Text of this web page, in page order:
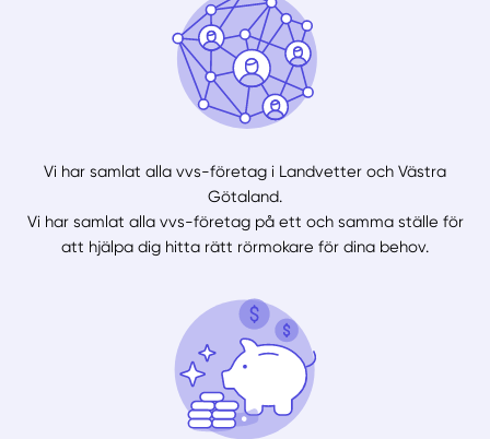
Vi har samlat alla vvs-företag i Landvetter och Västra
Götaland.
Vi har samlat alla vvs-företag på ett och samma ställe för
att hjälpa dig hitta rätt rörmokare för dina behov.